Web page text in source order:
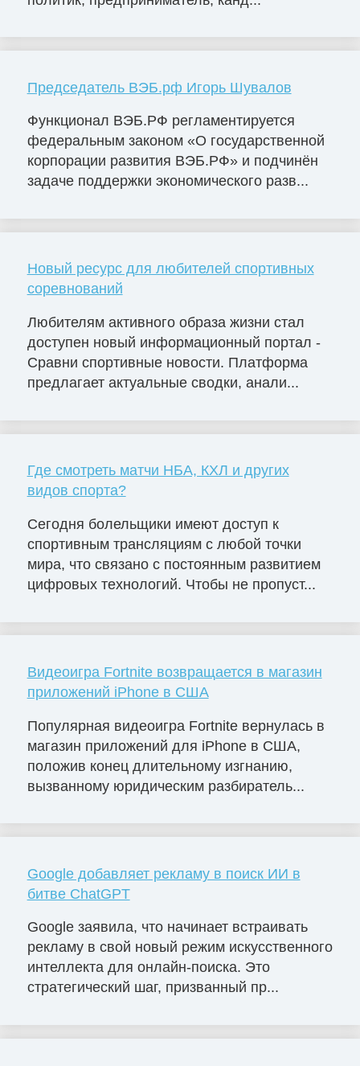
Председатель ВЭБ.рф Игорь Шувалов
Функционал ВЭБ.РФ регламентируется
федеральным законом «О государственной
корпорации развития ВЭБ.РФ» и подчинён
задаче поддержки экономического разв...
Новый ресурс для любителей спортивных
соревнований
Любителям активного образа жизни стал
доступен новый информационный портал -
Сравни спортивные новости. Платформа
предлагает актуальные сводки, анали...
Где смотреть матчи НБА, КХЛ и других
видов спорта?
Сегодня болельщики имеют доступ к
спортивным трансляциям с любой точки
мира, что связано с постоянным развитием
цифровых технологий. Чтобы не пропуст...
Видеоигра Fortnite возвращается в магазин
приложений iPhone в США
Популярная видеоигра Fortnite вернулась в
магазин приложений для iPhone в США,
положив конец длительному изгнанию,
вызванному юридическим разбиратель...
Google добавляет рекламу в поиск ИИ в
битве ChatGPT
Google заявила, что начинает встраивать
рекламу в свой новый режим искусственного
интеллекта для онлайн-поиска. Это
стратегический шаг, призванный пр...